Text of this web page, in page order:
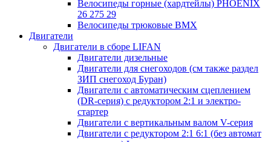
Велосипеды горные (хардтейлы) PHOENIX
26 275 29
Велосипеды трюковые BMX
Двигатели
Двигатели в сборе LIFAN
Двигатели дизельные
Двигатели для снегоходов (см также раздел
ЗИП снегоход Буран)
Двигатели с автоматическим сцеплением
(DR-серия) с редуктором 2:1 и электро-
стартер
Двигатели с вертикальным валом V-серия
Двигатели с редуктором 2:1 6:1 (без автомат